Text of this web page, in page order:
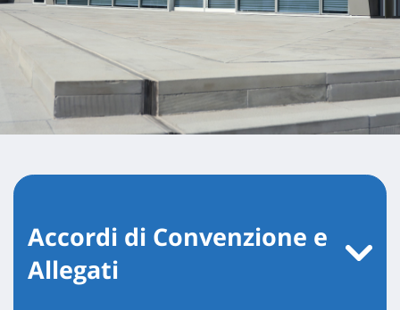
Accordi di Convenzione e
Allegati